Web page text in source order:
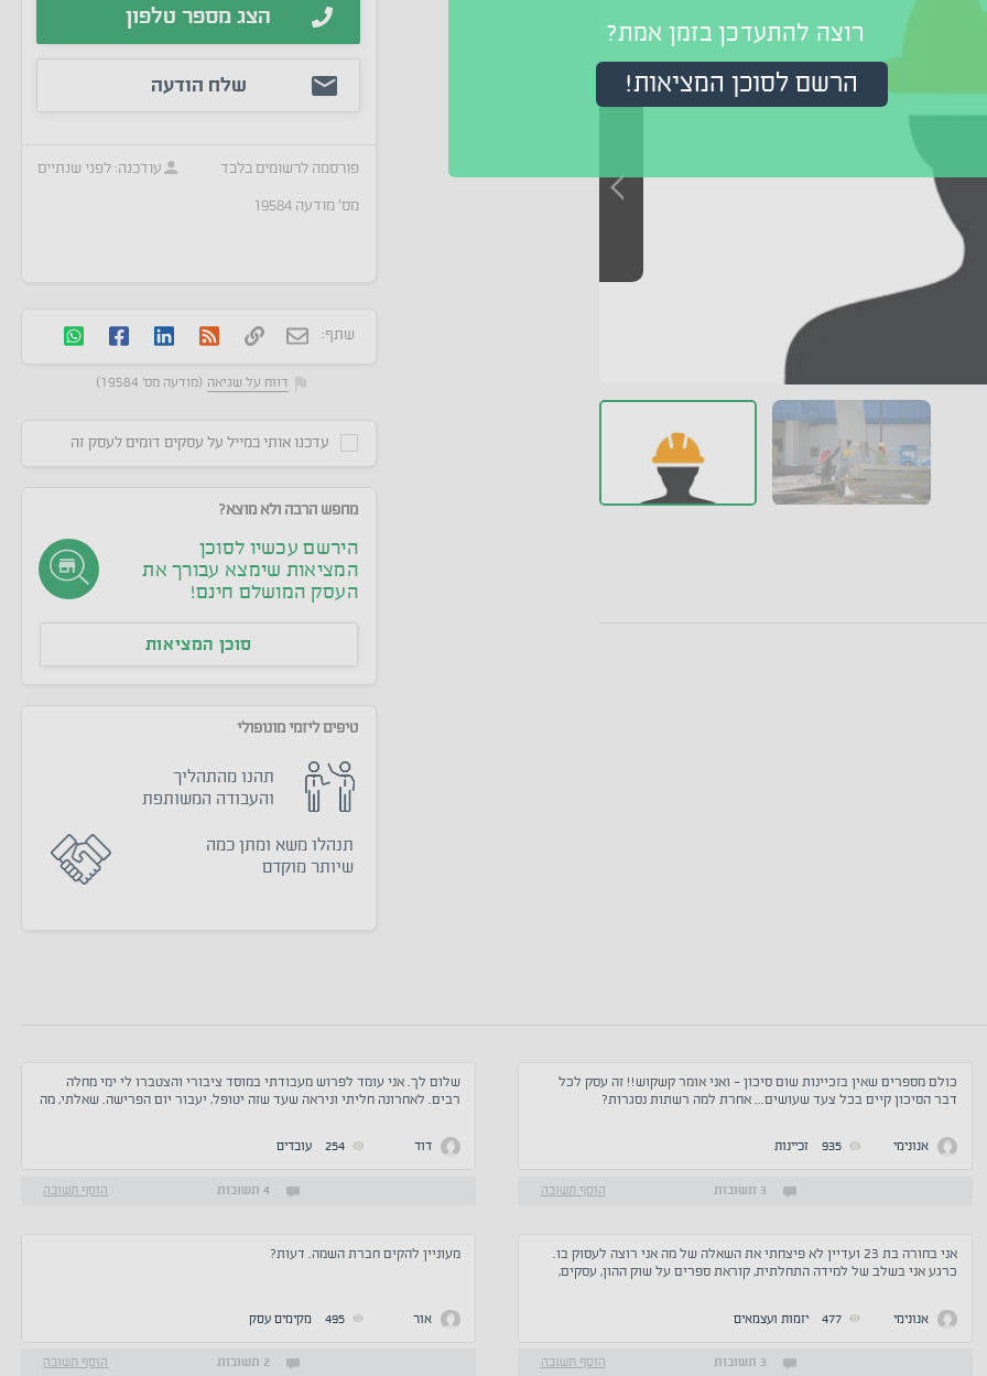
רוצה להתעדכן בזמן אמת?
הרשם לסוכן המציאות!
הצג מספר טלפון
שלח הודעה
פורסמה לרשומים בלבד עודכנה:לפני שנתיים
מס׳ מודעה
שתף:
דווח על שגיאה (מודעה מס' 19584)
עדכנו אותי במייל על עסקים דומים לעסק זה
מחפש הרבה ולא מוצא?
הירשם עכשיו לסוכן
המציאות שימצא עבורך את
העסק המושלם חינם!
סוכן המציאות
טיפים ליזמי מונופולי
תהנו מהתהליך
והעבודה המשותפת
תנהלו משא ומתן כמה
שיותר מוקדם
כולם מספרים שאין בזכיינות שום סיכון - ואני אומר קשקוש!! זה עסק לכל
דבר הסיכון קיים בכל צעד שעושים... אחרת למה רשתות נסגרות?
אנונימי 935 זכיינות
3 תשובות הוסף תשובה
שלום לך. אני עומד לפרוש מעבודתי במוסד ציבורי והצטברו לי ימי מחלה
רבים. לאחרונה חליתי וניראה שעד שזה יטופל, יעבור יום הפרישה. שאלתי, מה
דוד 254 עובדים
4 תשובות הוסף תשובה
אני בחורה בת 23 ועדיין לא פיצחתי את השאלה של מה אני רוצה לעסוק בו.
כרגע אני בשלב של למידה התחלתית, קוראת ספרים על שוק ההון, עסקים,
לעשות ומה אני אוהבת תוקע אותי מונע ממני להגדיר מטרות. תמיד רציתי
שיהיה לי עסק משלי, כרגע אני מנתחת עסקים בעצמי בבית, להבין אם כדאיים
להשתפר כיזמית, או להכיר קבוצות מעגלים דומים? איך אתם התחלתם את
אנונימי 477 יזמות ועצמאים
3 תשובות הוסף תשובה
מעוניין להקים חברת השמה. דעות?
אור 495 מקימים עסק
2 תשובות הוסף תשובה